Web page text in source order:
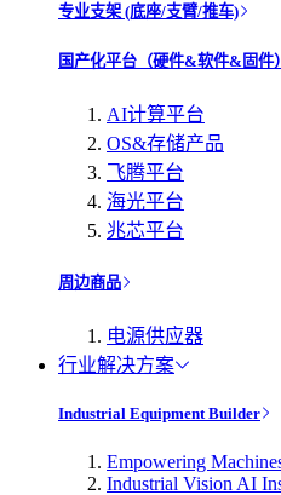
专业支架 (底座/支臂/推车)
国产化平台（硬件&软件&固件）
AI计算平台
OS&存储产品
飞腾平台
海光平台
兆芯平台
周边商品
电源供应器
行业解决方案
Industrial Equipment Builder
Empowering
Industrial Vision AI